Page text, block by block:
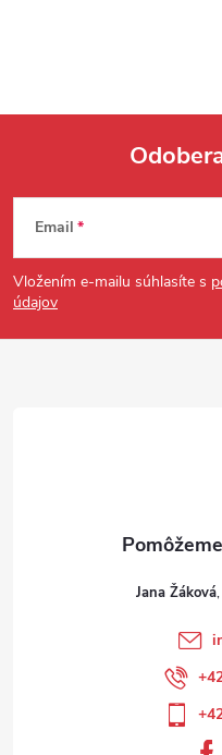
Zápätie
Email
Vložením e-mailu súhlasíte s
údajov
Jana Žáková